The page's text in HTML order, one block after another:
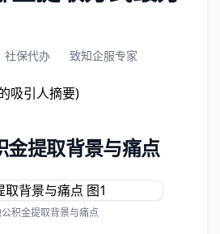
社保代办 致知企服专家
吸引人摘要)
金提取背景与痛点
积金提取背景与痛点